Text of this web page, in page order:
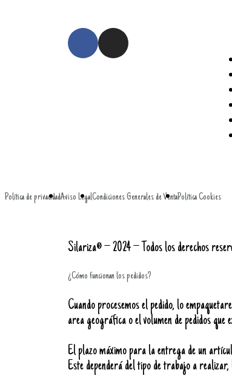
Política de privacidadAviso LegalCondiciones Generales de VentaPolítica Cookies
Silariza® – 2024 – Todos los derechos
¿Cómo funcionan los pedidos?
Cuando procesemos el pedido, lo
area geográfica o el volumen de pedidos que
El plazo máximo para la entrega de un
Este dependerá del tipo de trabajo a realizar,